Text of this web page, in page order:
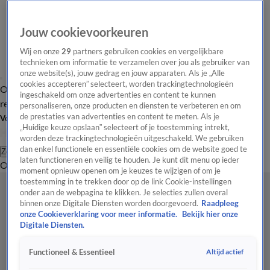
Overzicht Laatste nieuws Regionieuws Het beste van Hart
Tip de
redactie
Volg Hart van Nederland
Zoeken
OverzichtRegioUitzendingenWeerTip de redactiePanelVideo's
Jouw cookievoorkeuren
Wij en onze29 partners gebruiken cookies en vergelijkbare
technieken om informatie te verzamelen over jou als gebruiker van
onze website(s), jouw gedrag en jouw apparaten. Als je „Alle
cookies accepteren” selecteert, worden trackingtechnologieën
ingeschakeld om onze advertenties en content te kunnen
personaliseren, onze producten en diensten te verbeteren en om
de prestaties van advertenties en content te meten. Als je
„Huidige keuze opslaan” selecteert of je toestemming intrekt,
worden deze trackingtechnologieën uitgeschakeld. We gebruiken
dan enkel functionele en essentiële cookies om de website goed te
laten functioneren en veilig te houden. Je kunt dit menu op ieder
moment opnieuw openen om je keuzes te wijzigen of om je
toestemming in te trekken door op de link Cookie-instellingen
onder aan de webpagina te klikken. Je selecties zullen overal
binnen onze Digitale Diensten worden doorgevoerd. Raadpleeg
onze Cookieverklaring voor meer informatie.
Bekijk hier onze
Digitale Diensten.
Functioneel & Essentieel Altijd actief